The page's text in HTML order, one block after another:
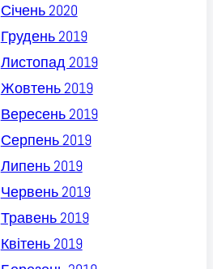
Січень 2020
Грудень 2019
Листопад 2019
Жовтень 2019
Вересень 2019
Серпень 2019
Липень 2019
Червень 2019
Травень 2019
Квітень 2019